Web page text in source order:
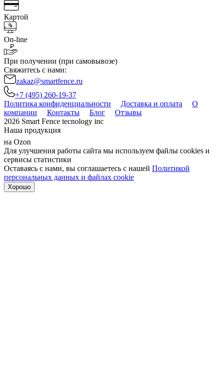
Картой
On-line
При получении (при самовывозе)
Свяжитесь с нами:
zakaz@smartfence.ru
+7 (495) 260-19-37
Политика конфиденциальности
Доставка и оплата
О
компании
Контакты Блог
Отзывы
2026 Smart Fence tecnology inc
Наша продукция
на Ozon
Для улучшения работы сайта мы используем файлы cookies и
сервисы статистики
Оставаясь с нами, вы соглашаетесь с нашей Политикой
персональных данных и файлах cookie
Хорошо